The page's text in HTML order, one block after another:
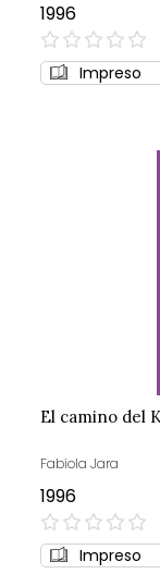
1996
0%
Impreso
El camino del
Fabiola Jara
1996
0%
Impreso